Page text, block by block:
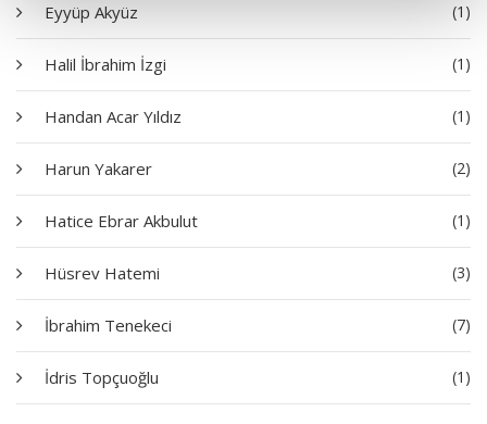
Eyyüp Akyüz (1)
Halil İbrahim İzgi (1)
Handan Acar Yıldız (1)
Harun Yakarer (2)
Hatice Ebrar Akbulut (1)
Hüsrev Hatemi (3)
İbrahim Tenekeci (7)
İdris Topçuoğlu (1)